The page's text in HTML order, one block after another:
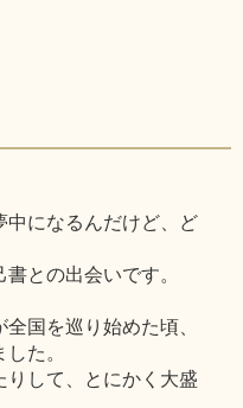
中になるんだけど、ど
との出会いです。
国を巡り始めた頃、
た。
りして、とにかく大盛